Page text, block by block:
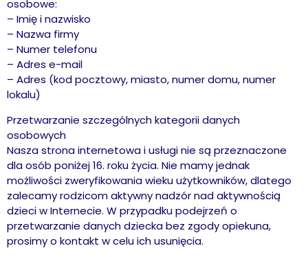
osobowe:
– Imię i nazwisko
– Nazwa firmy
– Numer telefonu
– Adres e-mail
– Adres (kod pocztowy, miasto, numer domu, numer
lokalu)
Przetwarzanie szczególnych kategorii danych
osobowych
Nasza strona internetowa i usługi nie są przeznaczone
dla osób poniżej 16. roku życia. Nie mamy jednak
możliwości zweryfikowania wieku użytkowników, dlatego
zalecamy rodzicom aktywny nadzór nad aktywnością
dzieci w Internecie. W przypadku podejrzeń o
przetwarzanie danych dziecka bez zgody opiekuna,
prosimy o kontakt w celu ich usunięcia.